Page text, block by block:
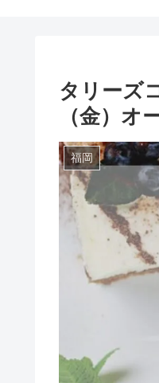
タリーズ
（金）オ
福岡